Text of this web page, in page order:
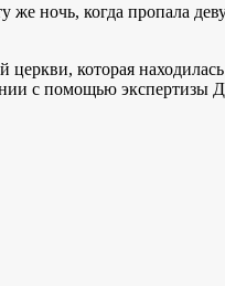
же ночь, когда пропала
которая
с помощью экспертизы